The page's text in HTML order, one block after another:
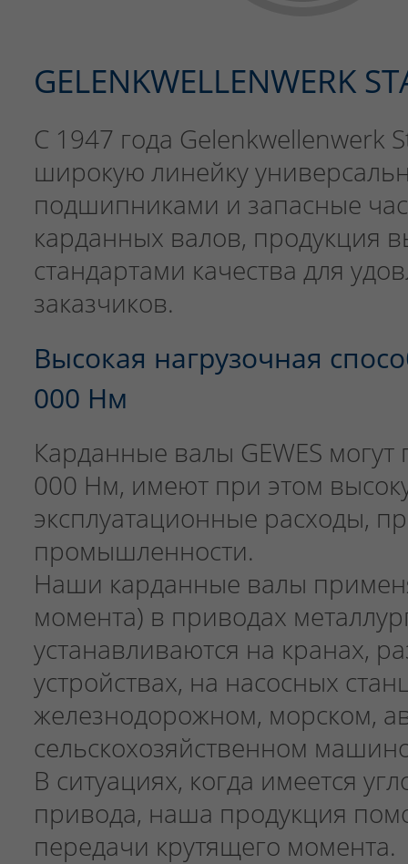
GELENKWELLENWERK
С 1947 года Gelenkwellenwerk
широкую линейку
подшипниками и запасные
карданных валов, продукция
стандартами качества для
заказчиков.
Высокая нагрузочная
000 Нм
Карданные валы GEWES
000 Нм, имеют при этом
эксплуатационные расходы,
промышленности.
Наши карданные валы
момента) в приводах
устанавливаются на кранах,
устройствах, на насосных
железнодорожном, морском,
сельскохозяйственном
В ситуациях, когда имеется
привода, наша продукция
передачи крутящего момента.